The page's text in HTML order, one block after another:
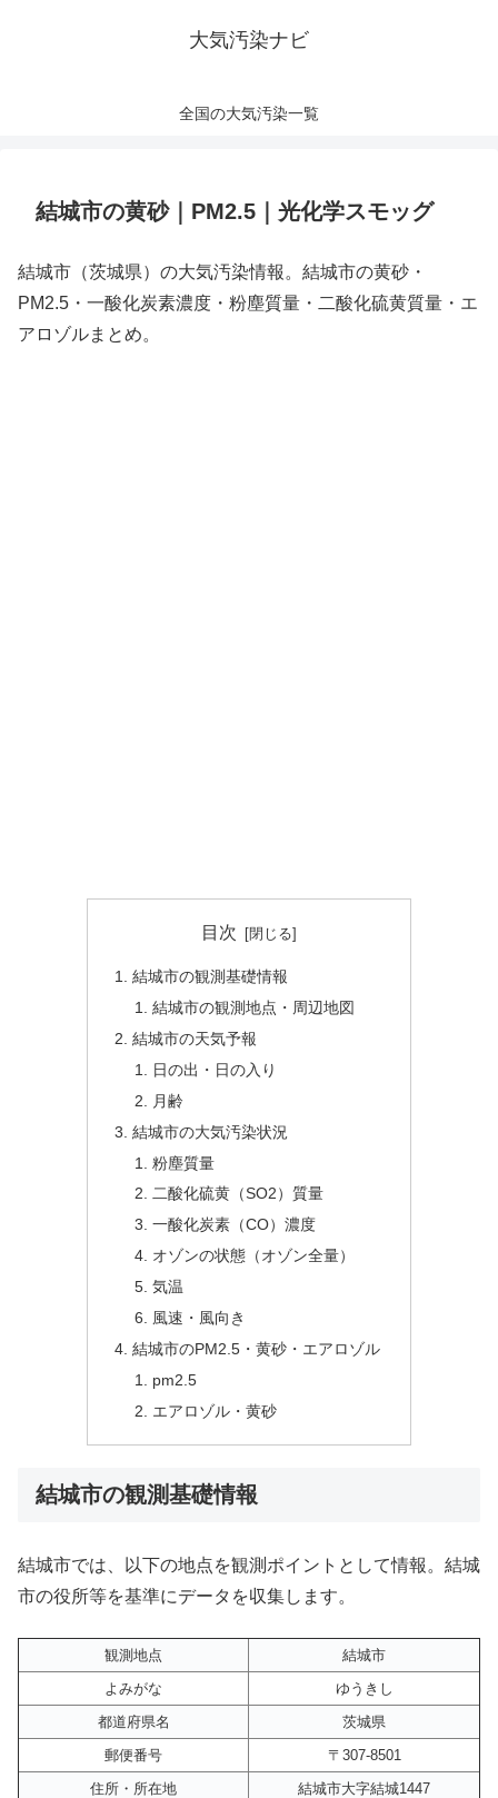
大気汚染ナビ
全国の大気汚染一覧
結城市の黄砂｜PM2.5｜光化学スモッグ
結城市（茨城県）の大気汚染情報。結城市の黄砂・
PM2.5・一酸化炭素濃度・粉塵質量・二酸化硫黄質量・エ
アロゾルまとめ。
目次
結城市の観測基礎情報
結城市の観測地点・周辺地図
結城市の天気予報
日の出・日の入り
月齢
結城市の大気汚染状況
粉塵質量
二酸化硫黄（SO2）質量
一酸化炭素（CO）濃度
オゾンの状態（オゾン全量）
気温
風速・風向き
結城市のPM2.5・黄砂・エアロゾル
pm2.5
エアロゾル・黄砂
結城市の観測基礎情報
結城市では、以下の地点を観測ポイントとして情報。結城
市の役所等を基準にデータを収集します。
観測地点
結城市
よみがな
ゆうきし
都道府県名
茨城県
郵便番号
〒307-8501
住所・所在地
結城市大字結城1447